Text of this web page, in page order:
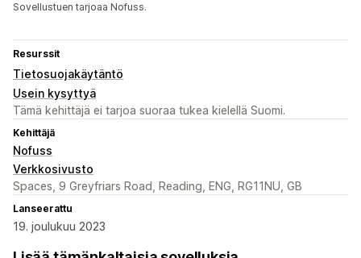
Sovellustuen tarjoaa Nofuss.
Resurssit
Tietosuojakäytäntö
Usein kysyttyä
Tämä kehittäjä ei tarjoa suoraa tukea kielellä Suomi.
Kehittäjä
Nofuss
Verkkosivusto
Spaces, 9 Greyfriars Road, Reading, ENG, RG11NU, GB
Lanseerattu
19. joulukuu 2023